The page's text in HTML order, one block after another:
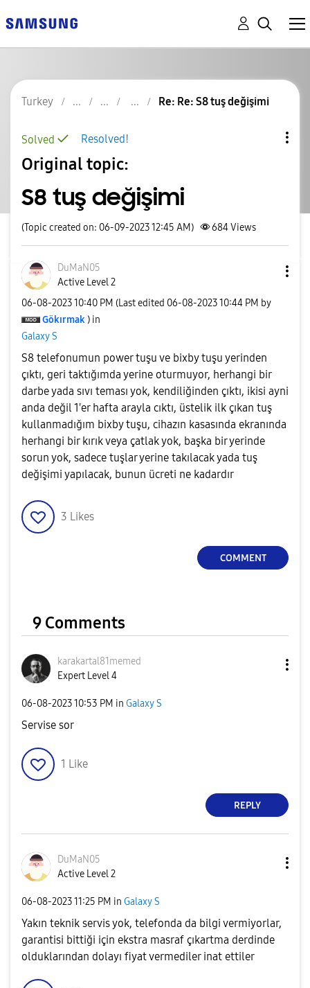
Turkey Re: Re: S8 tuş değişimi
Resolved!
Solved
Original topic:
S8 tuş değişimi
(Topic created on: 06-09-2023 12:45 AM) 684Views
DuMaN05
Active Level 2
‎06-08-202310:40 PM (Last edited ‎06-08-202310:44 PM by
Gökırmak ) in
Galaxy S
S8 telefonumun power tuşu ve bixby tuşu yerinden
çıktı, geri taktığımda yerine oturmuyor, herhangi bir
darbe yada sıvı teması yok, kendiliğinden çıktı, ikisi ayni
anda değil 1'er hafta arayla cıktı, üstelik ilk çıkan tuş
kullanmadığım bixby tuşu, cihazın kasasında ekranında
herhangi bir kırık veya çatlak yok, başka bir yerinde
sorun yok, sadece tuşlar yerine takılacak yada tuş
değişimi yapılacak, bunun ücreti ne kadardır
3 Likes
COMMENT
9 Comments
karakartal81memed
Expert Level 4
‎06-08-202310:53 PM in Galaxy S
Servise sor
1 Like
REPLY
DuMaN05
Active Level 2
‎06-08-202311:25 PM in Galaxy S
Yakın teknik servis yok, telefonda da bilgi vermiyorlar,
garantisi bittiği için ekstra masraf çıkartma derdinde
olduklarından dolayı fiyat vermediler inat ettiler